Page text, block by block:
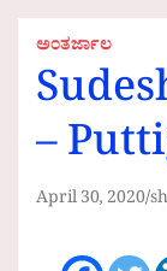
ಅಂತರ್ಜಾಲ
–
April 30, 2020